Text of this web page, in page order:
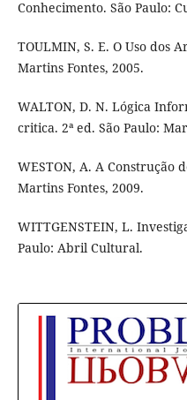
Conhecimento. São Paulo:
TOULMIN, S. E. O Uso dos
Martins Fontes, 2005.
WALTON, D. N. Lógica
critica. 2ª ed. São Paulo:
WESTON, A. A Construção
Martins Fontes, 2009.
WITTGENSTEIN, L.
Paulo: Abril Cultural.